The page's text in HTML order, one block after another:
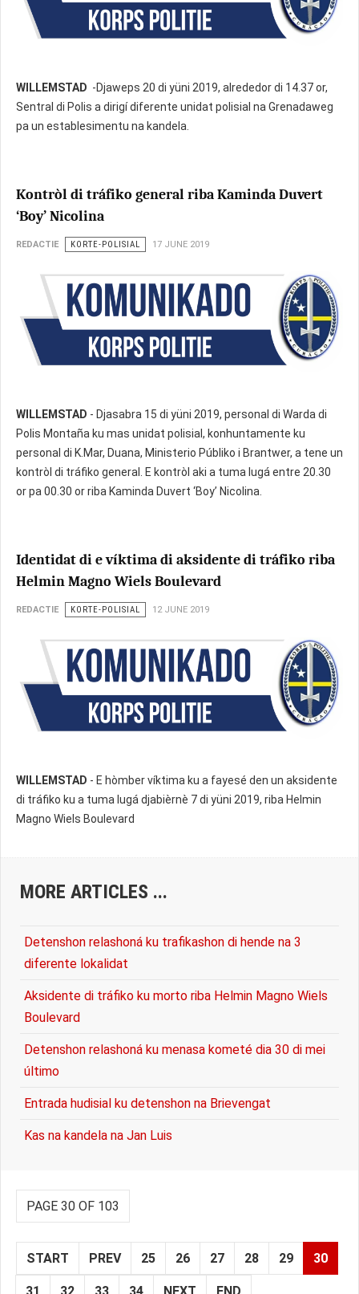
WILLEMSTAD -Djaweps 20 di yüni 2019, alrededor di 14.37 or,
Sentral di Polis a dirigí diferente unidat polisial na Grenadaweg
pa un establesimentu na kandela.
Kontròl di tráfiko general riba Kaminda Duvert
‘Boy’ Nicolina
REDACTIE KORTE-POLISIAL 17 JUNE 2019
WILLEMSTAD - Djasabra 15 di yüni 2019, personal di Warda di
Polis Montaña ku mas unidat polisial, konhuntamente ku
personal di K.Mar, Duana, Ministerio Públiko i Brantwer, a tene un
kontròl di tráfiko general. E kontròl aki a tuma lugá entre 20.30
or pa 00.30 or riba Kaminda Duvert ‘Boy’ Nicolina.
Identidat di e víktima di aksidente di tráfiko riba
Helmin Magno Wiels Boulevard
REDACTIE KORTE-POLISIAL 12 JUNE 2019
WILLEMSTAD - E hòmber víktima ku a fayesé den un aksidente
di tráfiko ku a tuma lugá djabièrnè 7 di yüni 2019, riba Helmin
Magno Wiels Boulevard
MORE ARTICLES ...
Detenshon relashoná ku trafikashon di hende na 3
diferente lokalidat
Aksidente di tráfiko ku morto riba Helmin Magno Wiels
Boulevard
Detenshon relashoná ku menasa kometé dia 30 di mei
último
Entrada hudisial ku detenshon na Brievengat
Kas na kandela na Jan Luis
PAGE 30 OF 103
START PREV 25 26 27 28 29 30
31 32 33 34 NEXT END